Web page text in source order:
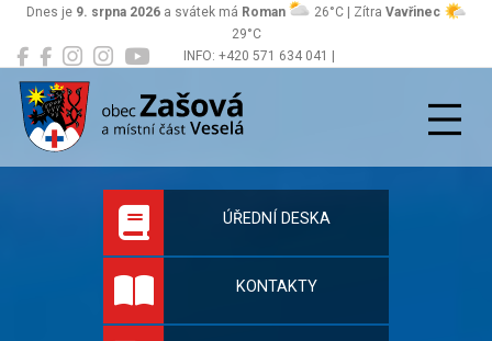
INFO: +420 571 634 041 |
Dnes je 9. srpna 2026 a svátek má Roman 26°C | Zítra Vavřinec
29°C
Zašová
Oficiální stránky
ÚŘEDNÍ DESKA
KONTAKTY